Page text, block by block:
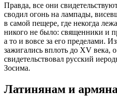
Правда, все они
сводил огонь на лампады,
в самой пещере, где некогда
никого не было: священники и
а то и вовсе за его пределами.
зажигались вплоть до XV века,
свидетельствовал русский
Зосима.
Латинянам и